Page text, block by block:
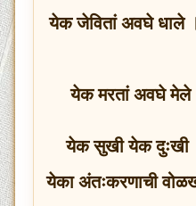
येक जेवितां अवघे धाले
येक मरतां अवघे मेले
येक सुखी येक दुःखी
येका अंतःकरणाची